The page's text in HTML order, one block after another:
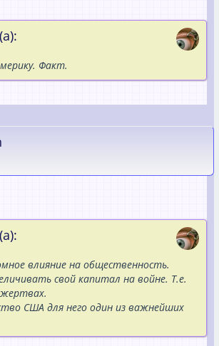
Факт.
влияние на общественность.
свой капитал на войне. Т.е.
жертвах.
США для него один из важнейших